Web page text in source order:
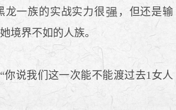
龙一族的实战实力很
，但还是输
境界不如的人族。
你说我们这一次能不能渡过去1女人